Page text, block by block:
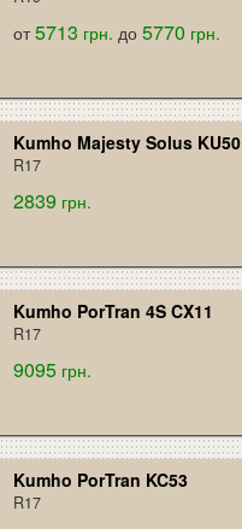
от5713 грн. до5770 грн.
Kumho Majesty Solus KU50
R17
2839 грн.
Kumho PorTran 4S CX11
R17
9095 грн.
Kumho PorTran KC53
R17